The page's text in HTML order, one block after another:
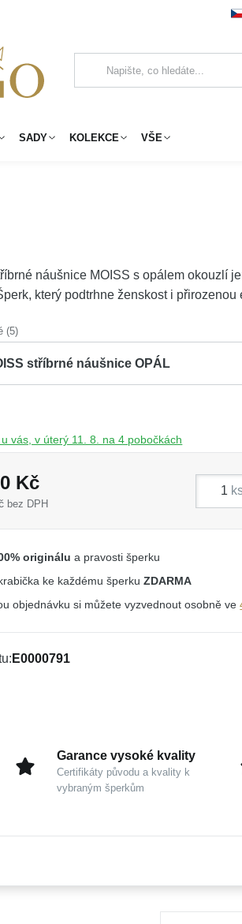
SADY KOLEKCE VŠE
náušnice MOISS s opálem okouzlí
který podtrhne ženskost i přirozenou
(5)
stříbrné náušnice OPÁL
vás, v úterý 11. 8. na 4 pobočkách
Kč
bez DPH
originálu a pravosti šperku
ke každému šperkuZDARMA
objednávku si můžete vyzvednout osobně ve
E0000791
Garance vysoké kvality
Certifikáty původu a kvality k
vybraným šperkům